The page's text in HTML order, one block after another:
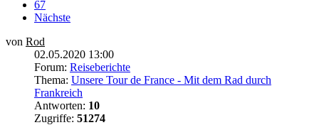
67
Nächste
von Rod
02.05.2020 13:00
Forum: Reiseberichte
Thema: Unsere Tour de France - Mit dem Rad durch
Frankreich
Antworten: 10
Zugriffe: 51274